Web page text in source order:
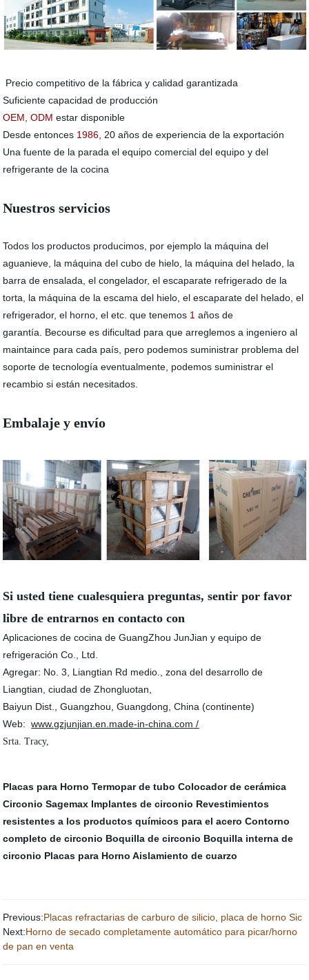
Precio competitivo de la fábrica y calidad garantizada
Suficiente capacidad de producción
OEM ,ODM estar disponible
Desde entonces 1986 , 20 años de experiencia de la exportación
Una fuente de la parada el equipo comercial del equipo y del
refrigerante de la cocina
Nuestros servicios
Todos los productos producimos, por ejemplo la máquina del
aguanieve, la máquina del cubo de hielo, la máquina del helado, la
barra de ensalada, el congelador, el escaparate refrigerado de la
torta, la máquina de la escama del hielo, el escaparate del helado, el
refrigerador, el horno, el etc. que tenemos 1 años de
garantía. Becourse es dificultad para que arreglemos a ingeniero al
maintaince para cada país, pero podemos suministrar problema del
soporte de tecnología eventualmente, podemos suministrar el
recambio si están necesitados.
Embalaje y envío
Si usted tiene cualesquiera preguntas, sentir por favor
libre de entrarnos en contacto con
Aplicaciones de cocina de GuangZhou JunJian y equipo de
refrigeración Co., Ltd.
Agregar: No. 3, Liangtian Rd medio., zona del desarrollo de
Liangtian, ciudad de Zhongluotan,
Baiyun Dist., Guangzhou, Guangdong, China (continente)
Web:www.gzjunjian.en.made-in-china.com /
Srta. Tracy,
Placas para Horno Termopar de tubo Colocador de cerámica
Circonio Sagemax Implantes de circonio Revestimientos
resistentes a los productos químicos para el acero Contorno
completo de circonio Boquilla de circonio Boquilla interna de
circonio Placas para Horno Aislamiento de cuarzo
Previous:Placas refractarias de carburo de silicio, placa de horno Sic
Next:Horno de secado completamente automático para picar/horno
de pan en venta